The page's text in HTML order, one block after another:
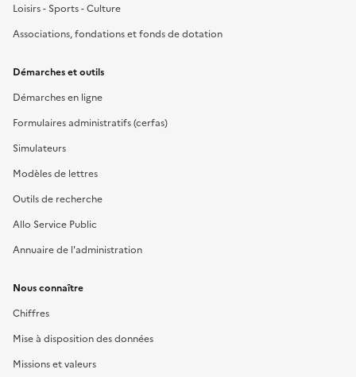
Loisirs - Sports - Culture
Associations, fondations et fonds de dotation
Démarches et outils
Démarches en ligne
Formulaires administratifs (cerfas)
Simulateurs
Modèles de lettres
Outils de recherche
Allo Service Public
Annuaire de l'administration
Nous connaître
Chiffres
Mise à disposition des données
Missions et valeurs